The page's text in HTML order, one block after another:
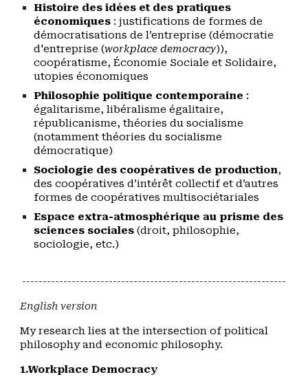
Histoire des idées et des pratiques
économiques : justifications de formes de
démocratisations de l’entreprise (démocratie
d'entreprise (workplace democracy)),
coopératisme, Économie Sociale et Solidaire,
utopies économiques
Philosophie politique contemporaine :
égalitarisme, libéralisme égalitaire,
républicanisme, théories du socialisme
(notamment théories du socialisme
démocratique)
Sociologie des coopératives de production,
des coopératives d’intérêt collectif et d’autres
formes de coopératives multisociétariales
Espace extra-atmosphérique au prisme des
sciences sociales (droit, philosophie,
sociologie, etc.)
----------------------------------------------------------------
English version
My research lies at the intersection of political
philosophy and economic philosophy.
1.Workplace Democracy